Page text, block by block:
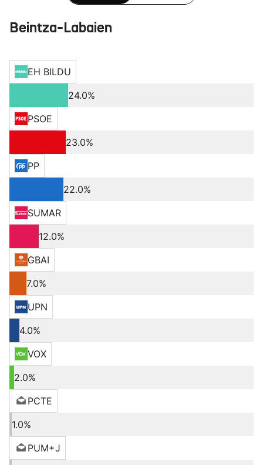
Beintza-Labaien
EH BILDU
24.0%
PSOE
23.0%
PP
22.0%
SUMAR
12.0%
GBAI
7.0%
UPN
4.0%
VOX
2.0%
PCTE
1.0%
PUM+J